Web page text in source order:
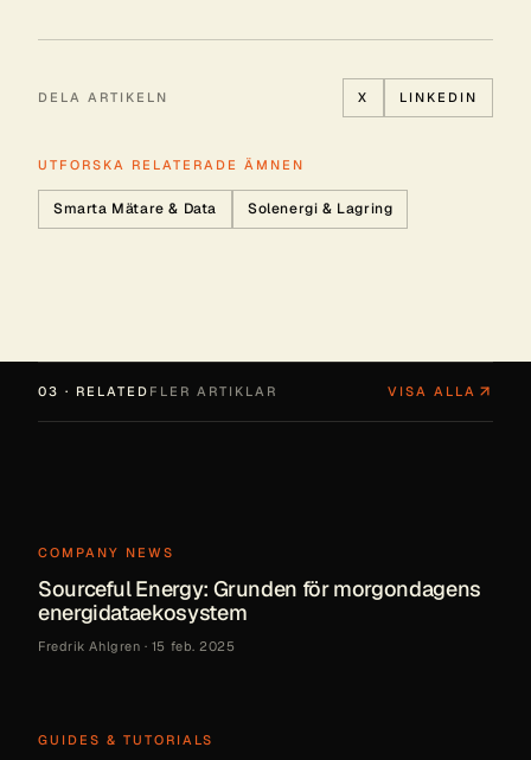
DELA ARTIKELN X LINKEDIN
UTFORSKA RELATERADE ÄMNEN
Smarta Mätare & Data Solenergi & Lagring
03 · RELATED FLER ARTIKLAR VISA ALLA
COMPANY NEWS
Sourceful Energy: Grunden för morgondagens
energidataekosystem
Fredrik Ahlgren · 15 feb. 2025
GUIDES & TUTORIALS